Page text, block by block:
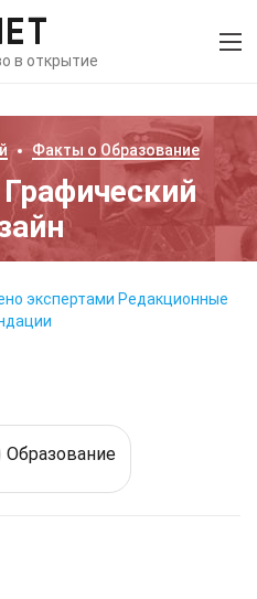
в открытие
Факты о Образование
экспертами Редакционные
Образование